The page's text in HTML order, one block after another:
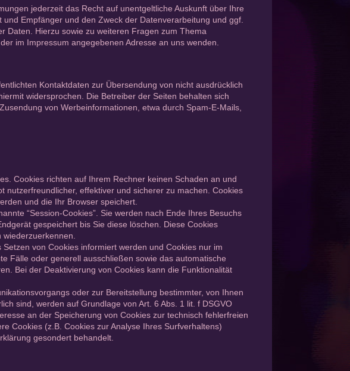
jederzeit das Recht auf unentgeltliche Auskunft über Ihre
Empfänger und den Zweck der Datenverarbeitung und ggf.
Daten. Hierzu sowie zu weiteren Fragen zum Thema
im Impressum angegebenen Adresse an uns wenden.
Kontaktdaten zur Übersendung von nicht ausdrücklich
widersprochen. Die Betreiber der Seiten behalten sich
von Werbeinformationen, etwa durch Spam-E-Mails,
Cookies richten auf Ihrem Rechner keinen Schaden an und
nutzerfreundlicher, effektiver und sicherer zu machen. Cookies
und die Ihr Browser speichert.
“Session-Cookies”. Sie werden nach Ende Ihres Besuchs
gespeichert bis Sie diese löschen. Diese Cookies
wiederzuerkennen.
von Cookies informiert werden und Cookies nur im
Fälle oder generell ausschließen sowie das automatische
Bei der Deaktivierung von Cookies kann die Funktionalität
oder zur Bereitstellung bestimmter, von Ihnen
sind, werden auf Grundlage von Art. 6 Abs. 1 lit. f DSGVO
an der Speicherung von Cookies zur technisch fehlerfreien
Cookies (z.B. Cookies zur Analyse Ihres Surfverhaltens)
gesondert behandelt.